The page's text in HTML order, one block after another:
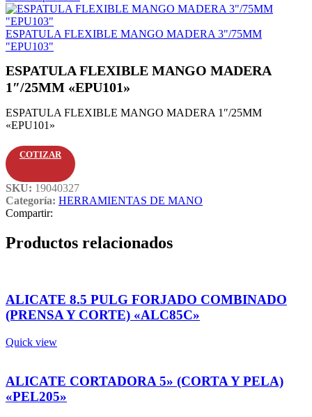
ESPATULA FLEXIBLE MANGO MADERA 3"/75MM
"EPU103"
ESPATULA FLEXIBLE MANGO MADERA
1″/25MM «EPU101»
ESPATULA FLEXIBLE MANGO MADERA 1″/25MM
«EPU101»
COTIZAR
SKU: 19040327
Categoría: HERRAMIENTAS DE MANO
Compartir:
Productos relacionados
ALICATE 8.5 PULG FORJADO COMBINADO
(PRENSA Y CORTE) «ALC85C»
Quick view
ALICATE CORTADORA 5» (CORTA Y PELA)
«PEL205»